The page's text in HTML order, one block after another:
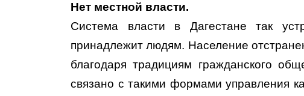
Нет местной власти.
Система власти в Дагестане так
принадлежит людям. Население
благодаря традициям гражданского
связано с такими формами управления